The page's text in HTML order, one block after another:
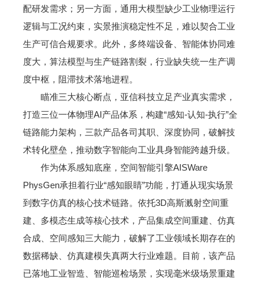
配研发需求；另一方面，通用大模型缺少工业物理运行
逻辑与工况约束，实景推演稳定性不足，难以契合工业
生产可信合规要求。此外，多终端设备、智能体协同难
度大，算法模型与生产链路割裂，行业缺失统一生产调
度中枢，阻滞技术落地进程。
瞄准三大核心断点，亚信科技立足产业真实需求，
打造三位一体物理AI产品体系，构建“感知-认知-执行”全
链路能力架构，三款产品各司其职、深度协同，破解技
术转化壁垒，推动数字智能向工业具身智能跨越升级。
作为体系感知底座，空间智能引擎AISWare
PhysGen承担着行业“感知眼睛”功能，打通从现实场景
到数字仿真的核心技术链路。依托3D高斯溅射空间重
建、多模态生成等核心技术，产品集成空间重建、仿真
合成、空间感知三大能力，破解了工业领域长期存在的
数据稀缺、仿真建模失真两大行业难题。目前，该产品
已落地工业智造、智能巡检场景，实现毫米级场景重建